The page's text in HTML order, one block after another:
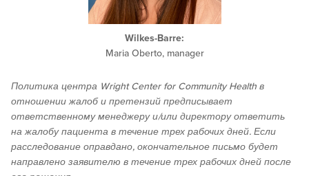
Wilkes-Barre:
Maria Oberto, manager
Политика центра Wright Center for Community Health в
отношении жалоб и претензий предписывает
ответственному менеджеру и/или директору ответить
на жалобу пациента в течение трех рабочих дней. Если
расследование оправдано, окончательное письмо будет
направлено заявителю в течение трех рабочих дней после